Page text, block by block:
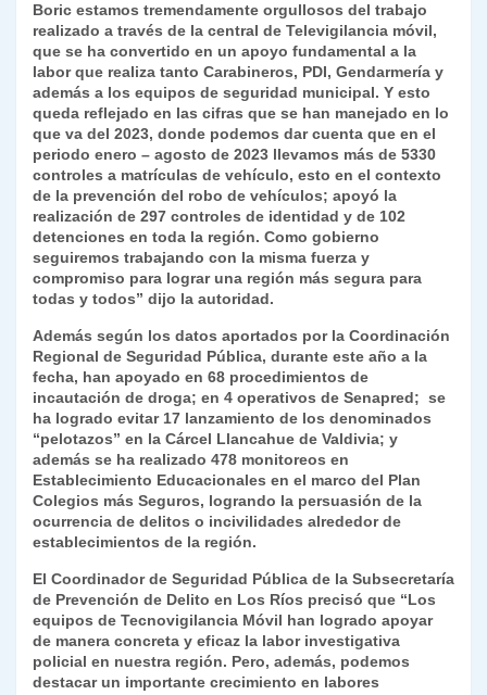
Boric estamos tremendamente orgullosos del trabajo
realizado a través de la central de Televigilancia móvil,
que se ha convertido en un apoyo fundamental a la
labor que realiza tanto Carabineros, PDI, Gendarmería y
además a los equipos de seguridad municipal. Y esto
queda reflejado en las cifras que se han manejado en lo
que va del 2023, donde podemos dar cuenta que en el
periodo enero – agosto de 2023 llevamos más de 5330
controles a matrículas de vehículo, esto en el contexto
de la prevención del robo de vehículos; apoyó la
realización de 297 controles de identidad y de 102
detenciones en toda la región. Como gobierno
seguiremos trabajando con la misma fuerza y
compromiso para lograr una región más segura para
todas y todos” dijo la autoridad.
Además según los datos aportados por la Coordinación
Regional de Seguridad Pública, durante este año a la
fecha, han apoyado en 68 procedimientos de
incautación de droga; en 4 operativos de Senapred; se
ha logrado evitar 17 lanzamiento de los denominados
“pelotazos” en la Cárcel Llancahue de Valdivia; y
además se ha realizado 478 monitoreos en
Establecimiento Educacionales en el marco del Plan
Colegios más Seguros, logrando la persuasión de la
ocurrencia de delitos o incivilidades alrededor de
establecimientos de la región.
El Coordinador de Seguridad Pública de la Subsecretaría
de Prevención de Delito en Los Ríos precisó que “Los
equipos de Tecnovigilancia Móvil han logrado apoyar
de manera concreta y eficaz la labor investigativa
policial en nuestra región. Pero, además, podemos
destacar un importante crecimiento en labores